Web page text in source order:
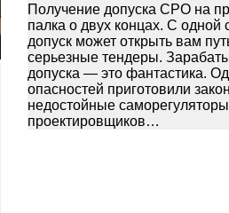
Получение допуска СРО на
палка о двух концах. С одной
допуск может открыть вам
серьезные тендеры.
допуска — это фантастика.
опасностей приготовили
недостойные
проектировщиков…